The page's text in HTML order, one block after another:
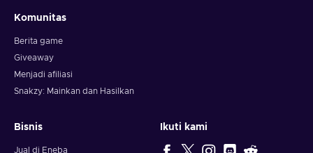
Komunitas
Berita game
Giveaway
Menjadi afiliasi
Snakzy: Mainkan dan Hasilkan
Bisnis
Jual di Eneba
Ikuti kami